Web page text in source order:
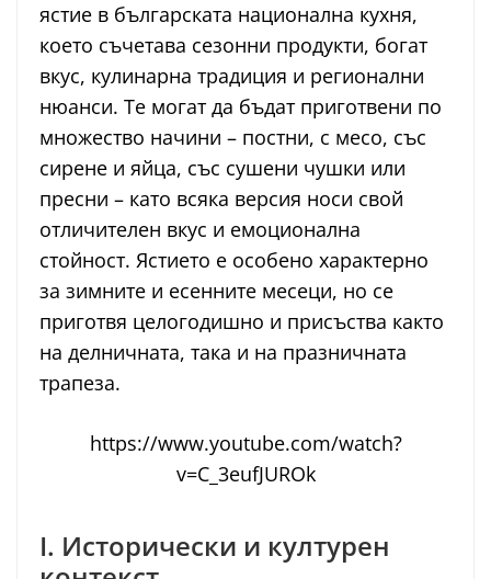
ястие в българската национална кухня,
което съчетава сезонни продукти, богат
вкус, кулинарна традиция и регионални
нюанси. Те могат да бъдат приготвени по
множество начини – постни, с месо, със
сирене и яйца, със сушени чушки или
пресни – като всяка версия носи свой
отличителен вкус и емоционална
стойност. Ястието е особено характерно
за зимните и есенните месеци, но се
приготвя целогодишно и присъства както
на делничната, така и на празничната
трапеза.
https://www.youtube.com/watch?
v=C_3eufJUROk
I. Исторически и културен